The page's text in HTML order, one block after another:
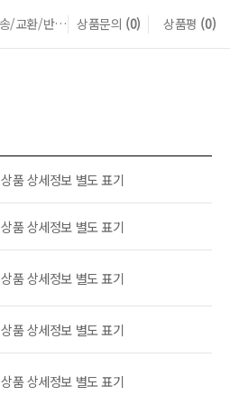
배송/교환/반품 안내 상품문의 (0) 상품평 (0)
상품 상세정보 별도 표기
상품 상세정보 별도 표기
상품 상세정보 별도 표기
상품 상세정보 별도 표기
상품 상세정보 별도 표기